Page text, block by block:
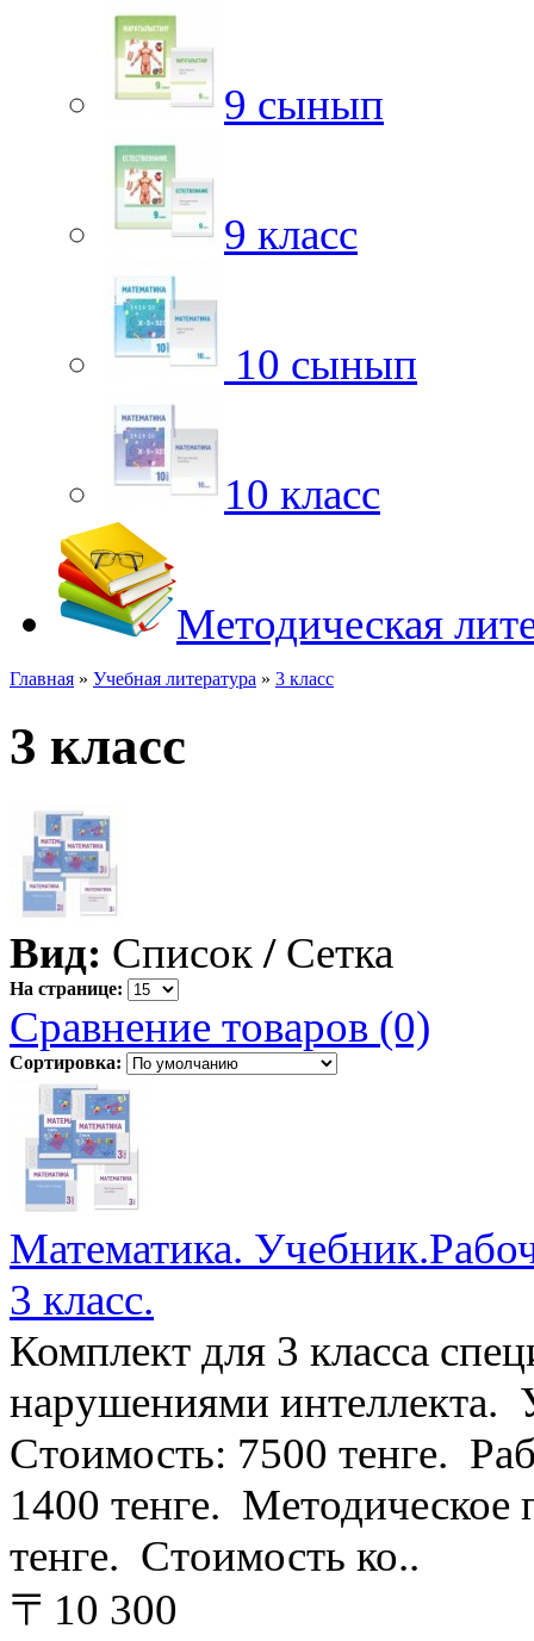
9 сынып
9 класс
10 сынып
10 класс
Методическая
Главная » Учебная литература » 3 класс
3 класс
Вид: Список / Сетка
На странице:
Сравнение товаров (0)
Сортировка:
Математика.
3 класс.
Комплект для 3 класса
нарушениями интеллекта.
Стоимость: 7500 тенге.
1400 тенге. Методическое
тенге. Стоимость ко..
〒10 300